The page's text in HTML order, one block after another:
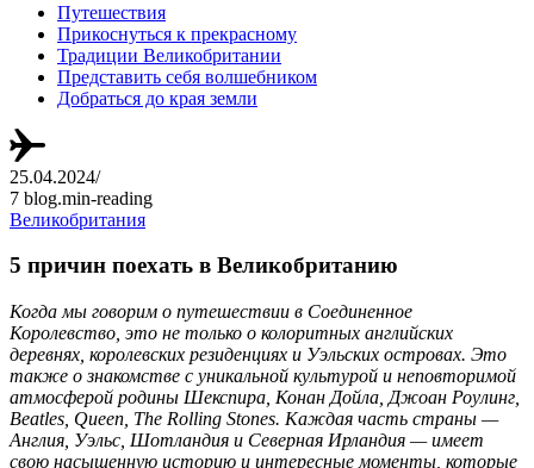
Путешествия
Прикоснуться к прекрасному
Традиции Великобритании
Представить себя волшебником
Добраться до края земли
25.04.2024/
7 blog.min-reading
Великобритания
5 причин поехать в Великобританию
Когда мы говорим о путешествии в Соединенное
Королевство, это не только о колоритных английских
деревнях, королевских резиденциях и Уэльских островах. Это
также о знакомстве с уникальной культурой и неповторимой
атмосферой родины Шекспира, Конан Дойла, Джоан Роулинг,
Beatles, Queen, The Rolling Stones. Каждая часть страны —
Англия, Уэльс, Шотландия и Северная Ирландия — имеет
свою насыщенную историю и интересные моменты, которые